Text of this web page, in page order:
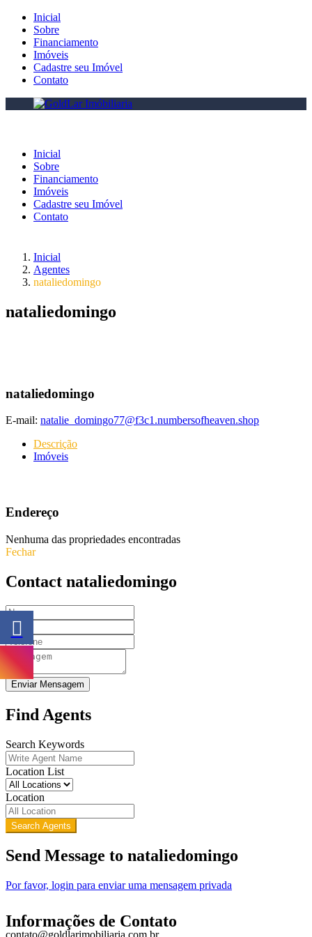
Inicial
Sobre
Financiamento
Imóveis
Cadastre seu Imóvel
Contato
Inicial
Sobre
Financiamento
Imóveis
Cadastre seu Imóvel
Contato
Inicial
Agentes
nataliedomingo
nataliedomingo
nataliedomingo
E-mail: natalie_domingo77@f3c1.numbersofheaven.shop
Descrição
Imóveis
Endereço
Nenhuma das propriedades encontradas
Fechar
Contact nataliedomingo
Enviar Mensagem
Find Agents
Search Keywords
Location List
Location
Search Agents
Send Message to nataliedomingo
Por favor, login para enviar uma mensagem privada
Informações de Contato